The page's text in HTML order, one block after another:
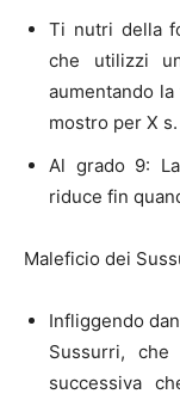
Ti nutri della
che utilizzi
aumentando
mostro per X s.
Al grado 9:
riduce fin
Maleficio dei
Infliggendo
Sussurri,
successiva